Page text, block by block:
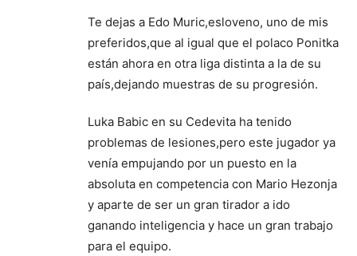
Te dejas a Edo Muric,esloveno, uno de mis
preferidos,que al igual que el polaco Ponitka
están ahora en otra liga distinta a la de su
país,dejando muestras de su progresión.
Luka Babic en su Cedevita ha tenido
problemas de lesiones,pero este jugador ya
venía empujando por un puesto en la
absoluta en competencia con Mario Hezonja
y aparte de ser un gran tirador a ido
ganando inteligencia y hace un gran trabajo
para el equipo.